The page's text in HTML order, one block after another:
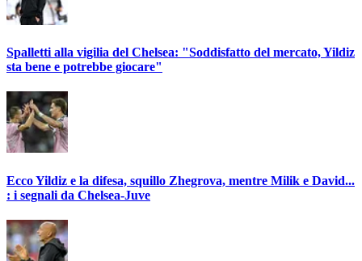
Spalletti alla vigilia del Chelsea: "Soddisfatto del mercato, Yildiz
sta bene e potrebbe giocare"
Ecco Yildiz e la difesa, squillo Zhegrova, mentre Milik e David...
: i segnali da Chelsea-Juve